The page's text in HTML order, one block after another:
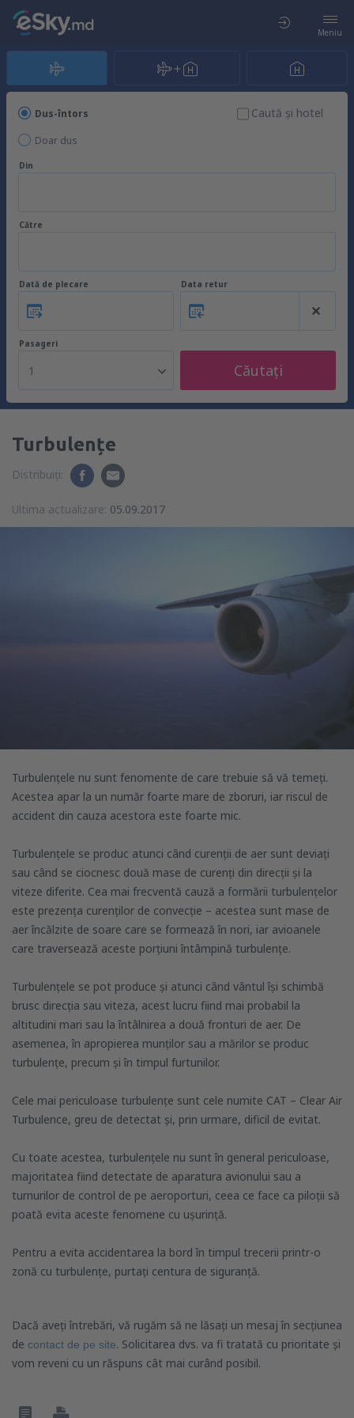
Meniu
Dus-întors
Doar dus
Caută şi hotel
Din
Către
Dată de plecare Data retur
Pasageri
1 Căutați
Turbulențe
Distribuiți:
Ultima actualizare: 05.09.2017
Turbulențele nu sunt fenomente de care trebuie să vă temeți.
Acestea apar la un număr foarte mare de zboruri, iar riscul de
accident din cauza acestora este foarte mic.
Turbulențele se produc atunci când curenții de aer sunt deviați
sau când se ciocnesc două mase de curenți din direcții și la
viteze diferite. Cea mai frecventă cauză a formării turbulențelor
este prezența curenților de convecție – acestea sunt mase de
aer încălzite de soare care se formează în nori, iar avioanele
care traversează aceste porțiuni întâmpină turbulențe.
Turbulențele se pot produce și atunci când vântul își schimbă
brusc direcția sau viteza, acest lucru fiind mai probabil la
altitudini mari sau la întâlnirea a două fronturi de aer. De
asemenea, în apropierea munților sau a mărilor se produc
turbulențe, precum și în timpul furtunilor.
Cele mai periculoase turbulențe sunt cele numite CAT – Clear Air
Turbulence, greu de detectat și, prin urmare, dificil de evitat.
Cu toate acestea, turbulențele nu sunt în general periculoase,
majoritatea fiind detectate de aparatura avionului sau a
turnurilor de control de pe aeroporturi, ceea ce face ca piloții să
poată evita aceste fenomene cu ușurință.
Pentru a evita accidentarea la bord în timpul trecerii printr-o
zonă cu turbulențe, purtați centura de siguranță.
Dacă aveți întrebări, vă rugăm să ne lăsați un mesaj în secțiunea
de contact de pe site. Solicitarea dvs. va fi tratată cu prioritate și
vom reveni cu un răspuns cât mai curând posibil.